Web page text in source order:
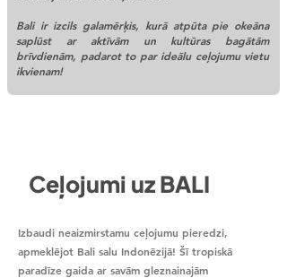
Bali ir izcils galamērķis, kurā atpūta pie okeāna
saplūst ar aktīvām un kultūras bagātām
brīvdienām, padarot to par ideālu ceļojumu vietu
ikvienam!
Ceļojumi uz BALI
Izbaudi neaizmirstamu ceļojumu pieredzi,
apmeklējot Bali salu Indonēzijā! Šī tropiskā
paradīze gaida ar savām gleznainajām